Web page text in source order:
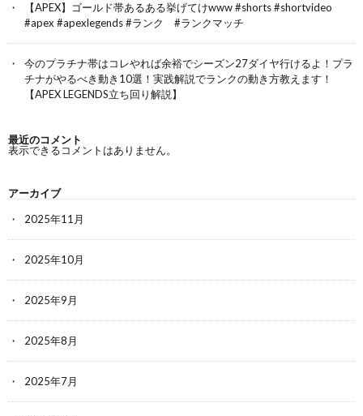
【APEX】ゴールド帯あるある挙げてけwww #shorts #shortvideo
#apex #apexlegends #ランク #ランクマッチ
今のプラチナ帯はコレやれば余裕でシーズン27ダイヤ行けるよ！プラ
チナがやるべき動き10選！実践解説でランクの動き方教えます！
【APEX LEGENDS立ち回り解説】
最近のコメント
表示できるコメントはありません。
アーカイブ
2025年11月
2025年10月
2025年9月
2025年8月
2025年7月